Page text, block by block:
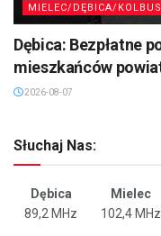
MIELEC/DĘBICA/
Dębica: Bezpłatne
mieszkańców
2026-08-07
Słuchaj Nas:
Dębica Mielec
89,2 MHz
102,4 MHz